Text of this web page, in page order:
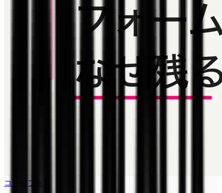
コンセプト